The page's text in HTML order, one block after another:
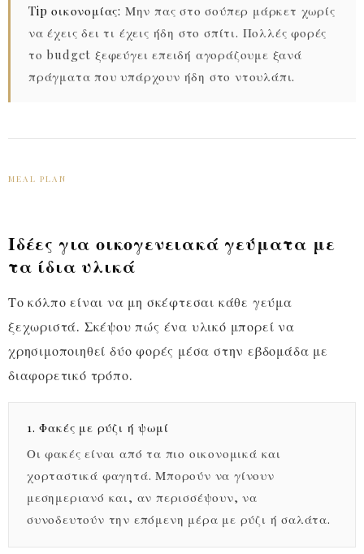
Tip οικονομίας: Μην πας στο σούπερ μάρκετ χωρίς
να έχεις δει τι έχεις ήδη στο σπίτι. Πολλές φορές
το budget ξεφεύγει επειδή αγοράζουμε ξανά
πράγματα που υπάρχουν ήδη στο ντουλάπι.
MEAL PLAN
Ιδέες για οικογενειακά γεύματα με
τα ίδια υλικά
Το κόλπο είναι να μη σκέφτεσαι κάθε γεύμα
ξεχωριστά. Σκέψου πώς ένα υλικό μπορεί να
χρησιμοποιηθεί δύο φορές μέσα στην εβδομάδα με
διαφορετικό τρόπο.
1. Φακές με ρύζι ή ψωμί
Οι φακές είναι από τα πιο οικονομικά και
χορταστικά φαγητά. Μπορούν να γίνουν
μεσημεριανό και, αν περισσέψουν, να
συνοδευτούν την επόμενη μέρα με ρύζι ή σαλάτα.